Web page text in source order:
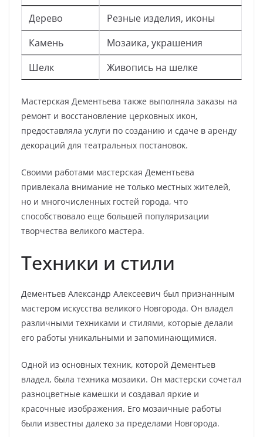
Дерево
Резные изделия, иконы
Камень
Мозаика, украшения
Шелк
Живопись на шелке
Мастерская Дементьева также выполняла заказы на
ремонт и восстановление церковных икон,
предоставляла услуги по созданию и сдаче в аренду
декораций для театральных постановок.
Своими работами мастерская Дементьева
привлекала внимание не только местных жителей,
но и многочисленных гостей города, что
способствовало еще большей популяризации
творчества великого мастера.
Техники и стили
Дементьев Александр Алексеевич был признанным
мастером искусства великого Новгорода. Он владел
различными техниками и стилями, которые делали
его работы уникальными и запоминающимися.
Одной из основных техник, которой Дементьев
владел, была техника мозаики. Он мастерски сочетал
разноцветные камешки и создавал яркие и
красочные изображения. Его мозаичные работы
были известны далеко за пределами Новгорода.